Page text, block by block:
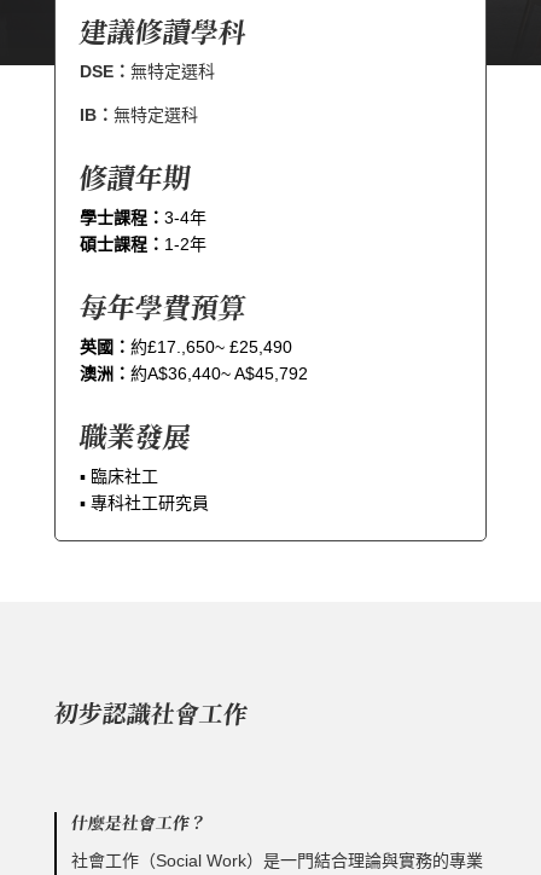
建議修讀學科
DSE： 無特定選科
IB： 無特定選科
修讀年期
學士課程： 3-4年
碩士課程： 1-2年
每年學費預算
英國： 約£17.,650~ £25,490
澳洲： 約A$36,440~ A$45,792
職業發展
▪︎ 臨床社工
▪︎ 專科社工研究員
初步認識社會工作
什麼是社會工作？
社會工作（Social Work）是一門結合理論與實務的專業